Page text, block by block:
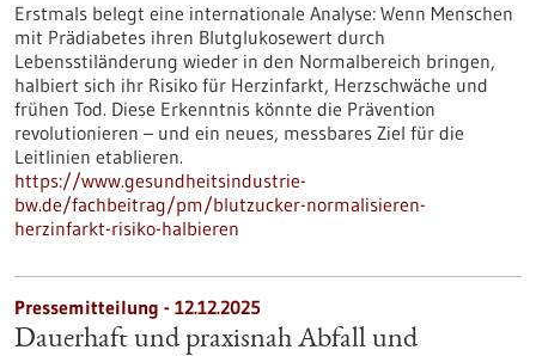
Erstmals belegt eine internationale Analyse: Wenn Menschen
mit Prädiabetes ihren Blutglukosewert durch
Lebensstiländerung wieder in den Normalbereich bringen,
halbiert sich ihr Risiko für Herzinfarkt, Herzschwäche und
frühen Tod. Diese Erkenntnis könnte die Prävention
revolutionieren – und ein neues, messbares Ziel für die
Leitlinien etablieren.
https://www.gesundheitsindustrie-
bw.de/fachbeitrag/pm/blutzucker-normalisieren-
herzinfarkt-risiko-halbieren
Pressemitteilung - 12.12.2025
Dauerhaft und praxisnah Abfall und